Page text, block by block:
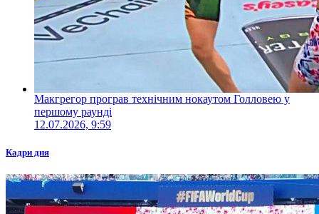
Макгрегор програв технічним нокаутом Голловею у
першому раунді
12.07.2026, 9:59
Кадри дня